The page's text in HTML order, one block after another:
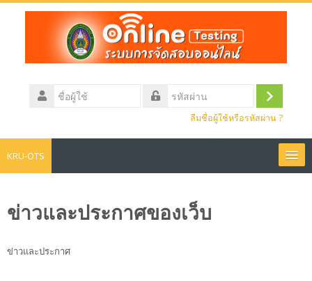
ชื่อ
เข้า
ระบบ
ลืมชื่อผู้ใช้หรือรหัสผ่าน ?
KRU-OTS
ข่าวและประกาศของเว็บ
ข่าวและประกาศ